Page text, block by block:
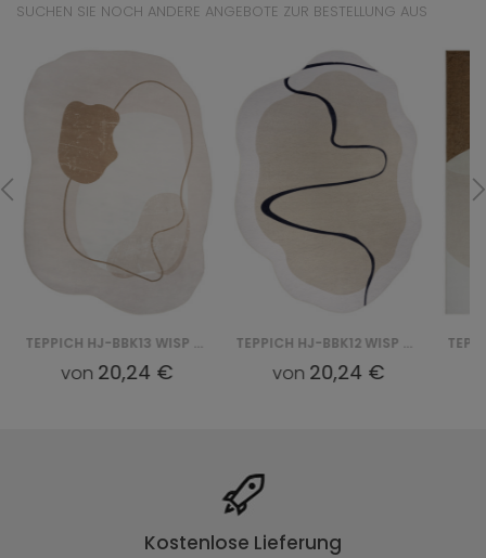
SUCHEN SIE NOCH ANDERE ANGEBOTE ZUR BESTELLUNG AUS
TEPPICH HJ-BBK13 WISP BBK - RÓŻOWY
von 20,24 €
TEPPICH HJ-BBK12 WISP BBK - BEŻOWY
von 20,24 €
Kostenlose Lieferung